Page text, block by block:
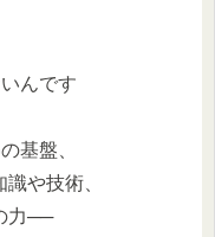
んです
基盤、
や技術、
力──